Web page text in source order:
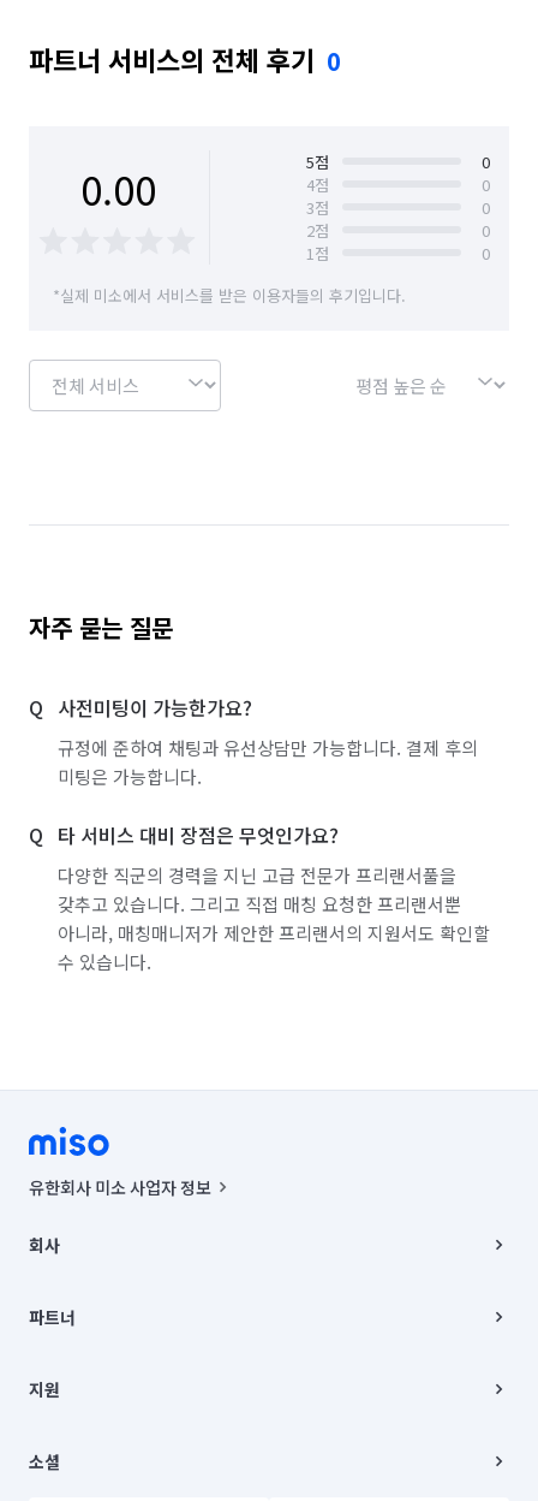
경남 함안군 경남 함양군 경남 합천군
파트너 서비스의 전체 후기 0
0.00 5점
0
4점
0
3점
0
2점
0
1점
0
*실제 미소에서 서비스를 받은 이용자들의 후기입니다.
자주 묻는 질문
사전미팅이 가능한가요?
규정에 준하여 채팅과 유선상담만 가능합니다. 결제 후의
미팅은 가능합니다.
타 서비스 대비 장점은 무엇인가요?
다양한 직군의 경력을 지닌 고급 전문가 프리랜서풀을
갖추고 있습니다. 그리고 직접 매칭 요청한 프리랜서뿐
아니라, 매칭매니저가 제안한 프리랜서의 지원서도 확인할
수 있습니다.
유한회사 미소 사업자 정보
00019 |
주소 | 본사: 서울특별시 종로구 율곡로 6(중학동, 트윈트리빌딩) B동 5층
컨택센터 : 서울특별시 종로구 수송동 율곡로 24, 7층, 8층 미소
상품, 상품정보, 거래에 관한 의무와 책임은 거래당사자에게 있습니다.
언론 보도 관련 문의:
© 유한회사 미소. Miso, Inc. All Rights Reserved.
회사
채용
파트너
이사
지원
이용약관
소셜